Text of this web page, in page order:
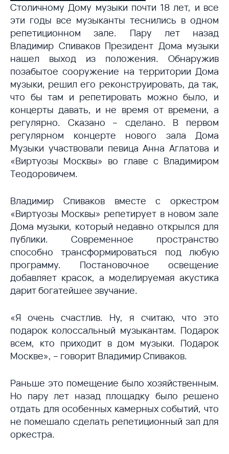
Столичному Дому музыки почти 18 лет, и все
эти годы все музыканты теснились в одном
репетиционном зале. Пару лет назад
Владимир Спиваков Президент Дома музыки
нашел выход из положения. Обнаружив
позабытое сооружение на территории Дома
музыки, решил его реконструировать, да так,
что бы там и репетировать можно было, и
концерты давать, и не время от времени, а
регулярно. Сказано – сделано. В первом
регулярном концерте нового зала Дома
Музыки участвовали певица Анна Аглатова и
«Виртуозы Москвы» во главе с Владимиром
Теодоровичем.
Владимир Спиваков вместе с оркестром
«Виртуозы Москвы» репетирует в новом зале
Дома музыки, который недавно открылся для
публики. Современное пространство
способно трансформироваться под любую
программу. Постановочное освещение
добавляет красок, а моделируемая акустика
дарит богатейшее звучание.
«Я очень счастлив. Ну, я считаю, что это
подарок колоссальный музыкантам. Подарок
всем, кто приходит в дом музыки. Подарок
Москве», – говорит Владимир Спиваков.
Раньше это помещение было хозяйственным.
Но пару лет назад площадку было решено
отдать для особенных камерных событий, что
не помешало сделать репетиционный зал для
оркестра.